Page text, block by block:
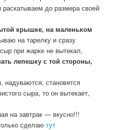
до размера своей
крышке, на маленьком
на тарелку и сразу
при жарке не вытекал,
лепешку с той стороны,
становятся
сыра, то он вытекает,
на завтрак — вкусно!!!
сделаютут